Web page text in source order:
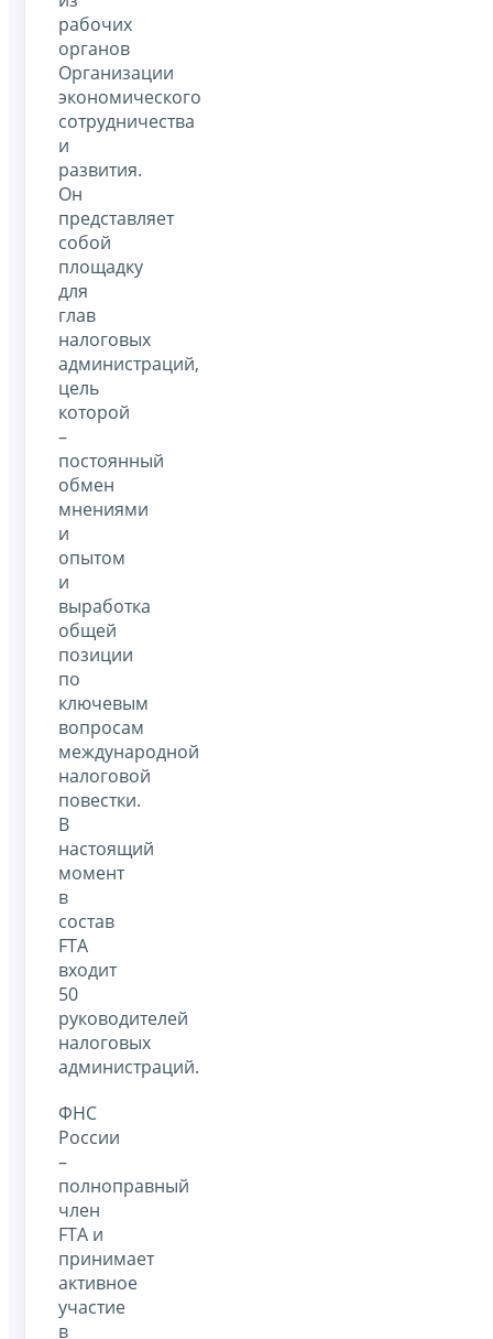
рабочих
органов
Организации
экономического
сотрудничества
и
развития.
Он
представляет
собой
площадку
для
глав
налоговых
администраций,
цель
которой
–
постоянный
обмен
мнениями
и
опытом
и
выработка
общей
позиции
по
ключевым
вопросам
международной
налоговой
повестки.
В
настоящий
момент
в
состав
FTA
входит
50
руководителей
налоговых
администраций.
ФНС
России
–
полноправный
член
FTA и
принимает
активное
участие
в